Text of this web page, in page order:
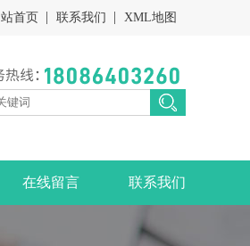
首页 联系我们 XML地图
在线留言 联系我们